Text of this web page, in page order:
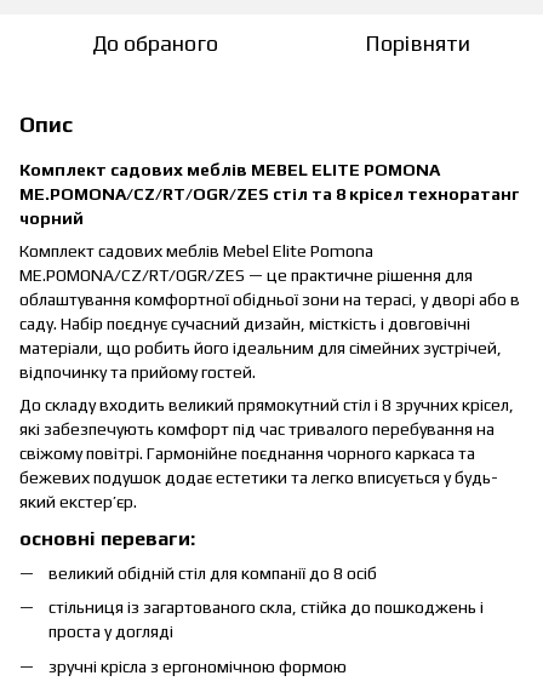
До обраного Порівняти
Опис
Комплект садових меблів MEBEL ELITE POMONA
ME.POMONA/CZ/RT/OGR/ZES стіл та 8 крісел техноратанг
чорний
Комплект садових меблів Mebel Elite Pomona
ME.POMONA/CZ/RT/OGR/ZES — це практичне рішення для
облаштування комфортної обідньої зони на терасі, у дворі або в
саду. Набір поєднує сучасний дизайн, місткість і довговічні
матеріали, що робить його ідеальним для сімейних зустрічей,
відпочинку та прийому гостей.
До складу входить великий прямокутний стіл і 8 зручних крісел,
які забезпечують комфорт під час тривалого перебування на
свіжому повітрі. Гармонійне поєднання чорного каркаса та
бежевих подушок додає естетики та легко вписується у будь-
який екстер’єр.
основні переваги:
великий обідній стіл для компанії до 8 осіб
стільниця із загартованого скла, стійка до пошкоджень і
проста у догляді
зручні крісла з ергономічною формою